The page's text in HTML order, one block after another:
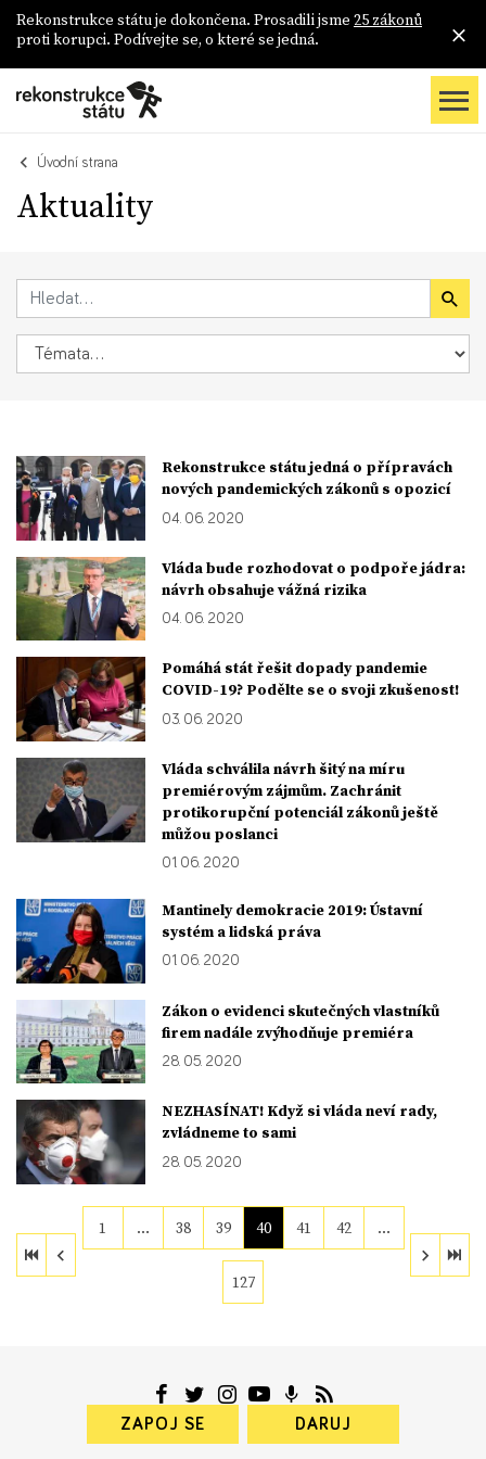
Rekonstrukce státu je dokončena. Prosadili jsme 25 zákonů
proti korupci. Podívejte se, o které se jedná.
Úvodní strana
Aktuality
Rekonstrukce státu jedná o přípravách
nových pandemických zákonů s opozicí
04. 06. 2020
Vláda bude rozhodovat o podpoře jádra:
návrh obsahuje vážná rizika
04. 06. 2020
Pomáhá stát řešit dopady pandemie
COVID-19? Podělte se o svoji zkušenost!
03. 06. 2020
Vláda schválila návrh šitý na míru
premiérovým zájmům. Zachránit
protikorupční potenciál zákonů ještě
můžou poslanci
01. 06. 2020
Mantinely demokracie 2019: Ústavní
systém a lidská práva
01. 06. 2020
Zákon o evidenci skutečných vlastníků
firem nadále zvýhodňuje premiéra
28. 05. 2020
NEZHASÍNAT! Když si vláda neví rady,
zvládneme to sami
28. 05. 2020
1 … 38 39 40 41 42 …
127
ZAPOJ SE DARUJ